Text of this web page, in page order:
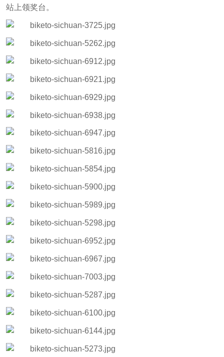
站上领奖台。